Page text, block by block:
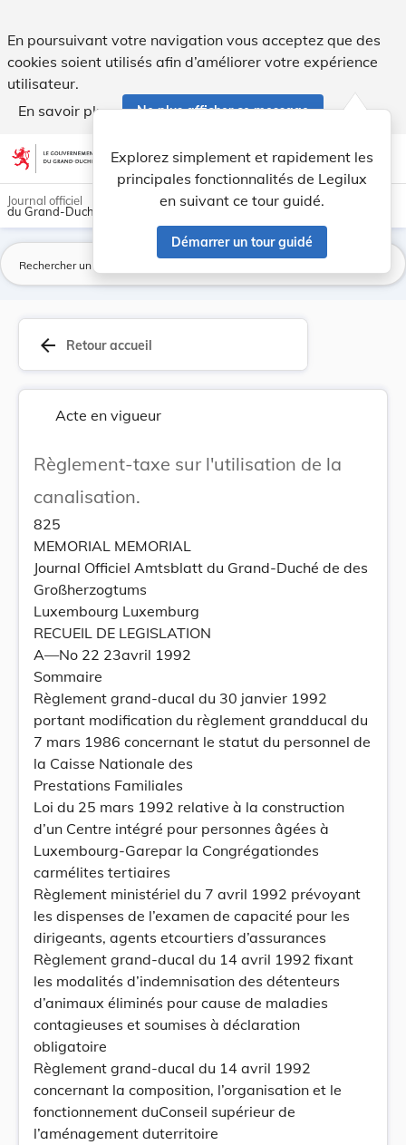
En poursuivant votre navigation vous acceptez que des
cookies soient utilisés afin d’améliorer votre expérience
utilisateur.
En savoir plus
Ne plus afficher ce message
Aller au contenu account_circle help Aide
Explorez simplement et rapidement les
principales fonctionnalités de Legilux
en suivant ce tour guidé.
Démarrer un tour guidé
light_mode dark_mode
Journal officiel
du Grand-Duché de Luxembourg
arrow_back Retour accueil
Acte en vigueur
Règlement-taxe sur l'utilisation de la
canalisation.
825
MEMORIAL MEMORIAL
Journal Officiel Amtsblatt du Grand-Duché de des
Großherzogtums
Luxembourg Luxemburg
RECUEIL DE LEGISLATION
A—No 22 23avril 1992
Sommaire
Règlement grand-ducal du 30 janvier 1992
portant modification du règlement grandducal du
7 mars 1986 concernant le statut du personnel de
la Caisse Nationale des
Prestations Familiales
Loi du 25 mars 1992 relative à la construction
d’un Centre intégré pour personnes âgées à
Luxembourg-Garepar la Congrégationdes
carmélites tertiaires
Règlement ministériel du 7 avril 1992 prévoyant
les dispenses de l’examen de capacité pour les
dirigeants, agents etcourtiers d’assurances
Règlement grand-ducal du 14 avril 1992 fixant
les modalités d’indemnisation des détenteurs
d’animaux éliminés pour cause de maladies
contagieuses et soumises à déclaration
obligatoire
Règlement grand-ducal du 14 avril 1992
concernant la composition, l’organisation et le
fonctionnement duConseil supérieur de
l’aménagement duterritoire